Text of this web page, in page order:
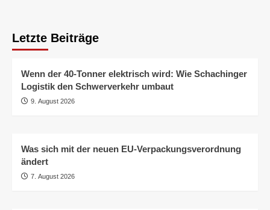
Letzte Beiträge
Wenn der 40-Tonner elektrisch wird: Wie Schachinger
Logistik den Schwerverkehr umbaut
9. August 2026
Was sich mit der neuen EU-Verpackungsverordnung
ändert
7. August 2026